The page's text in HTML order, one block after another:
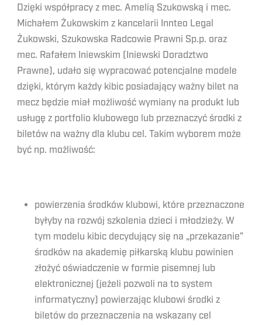
Dzięki współpracy z mec. Amelią Szukowską i mec.
Michałem Żukowskim z kancelarii Innteo Legal
Żukowski, Szukowska Radcowie Prawni Sp.p. oraz
mec. Rafałem Iniewskim (Iniewski Doradztwo
Prawne), udało się wypracować potencjalne modele
dzięki, którym każdy kibic posiadający ważny bilet na
mecz będzie miał możliwość wymiany na produkt lub
usługę z portfolio klubowego lub przeznaczyć środki z
biletów na ważny dla klubu cel. Takim wyborem może
być np. możliwość:
powierzenia środków klubowi, które przeznaczone
byłyby na rozwój szkolenia dzieci i młodzieży. W
tym modelu kibic decydujący się na „przekazanie”
środków na akademię piłkarską klubu powinien
złożyć oświadczenie w formie pisemnej lub
elektronicznej (jeżeli pozwoli na to system
informatyczny) powierzając klubowi środki z
biletów do przeznaczenia na wskazany cel